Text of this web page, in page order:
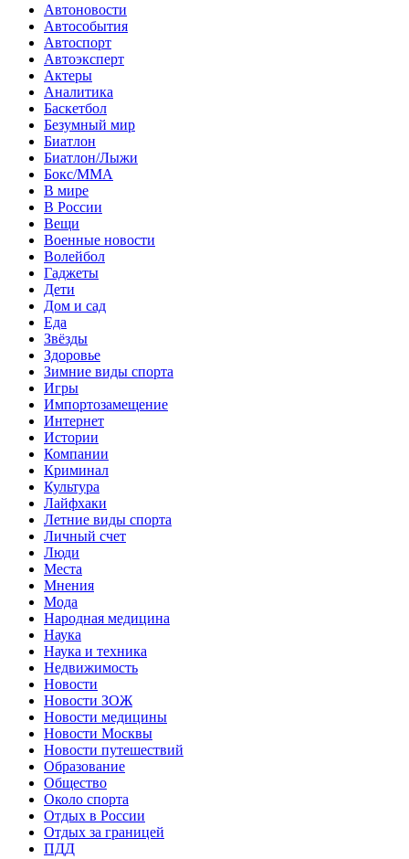
Автоновости
Автособытия
Автоспорт
Автоэксперт
Актеры
Аналитика
Баскетбол
Безумный мир
Биатлон
Биатлон/Лыжи
Бокс/MMA
В мире
В России
Вещи
Военные новости
Волейбол
Гаджеты
Дети
Дом и сад
Еда
Звёзды
Здоровье
Зимние виды спорта
Игры
Импортозамещение
Интернет
Истории
Компании
Криминал
Культура
Лайфхаки
Летние виды спорта
Личный счет
Люди
Места
Мнения
Мода
Народная медицина
Наука
Наука и техника
Недвижимость
Новости
Новости ЗОЖ
Новости медицины
Новости Москвы
Новости путешествий
Образование
Общество
Около спорта
Отдых в России
Отдых за границей
ПДД